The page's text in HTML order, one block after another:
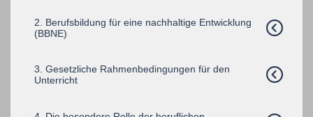
2. Berufsbildung für eine nachhaltige Entwicklung
(BBNE)
3. Gesetzliche Rahmenbedingungen für den
Unterricht